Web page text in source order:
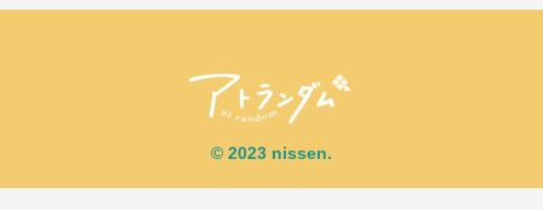
© 2023 nissen.